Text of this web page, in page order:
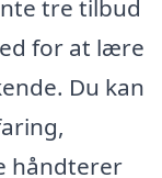
tre tilbud
for at lære
Du kan
håndterer